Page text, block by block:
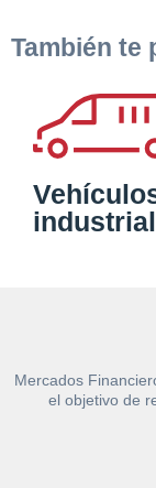
También te
Mercados
el objetivo de